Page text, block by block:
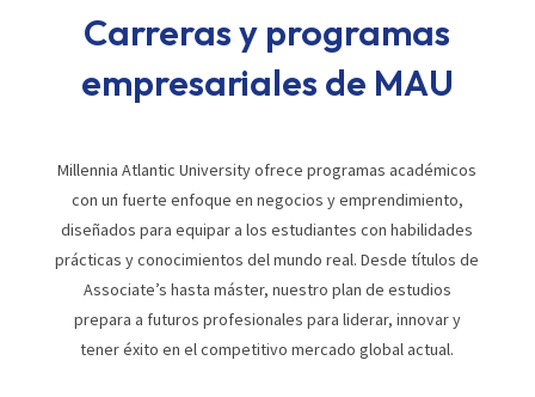
Carreras y programas
empresariales de MAU
Millennia Atlantic University ofrece programas académicos
con un fuerte enfoque en negocios y emprendimiento,
diseñados para equipar a los estudiantes con habilidades
prácticas y conocimientos del mundo real. Desde títulos de
Associate’s hasta máster, nuestro plan de estudios
prepara a futuros profesionales para liderar, innovar y
tener éxito en el competitivo mercado global actual.